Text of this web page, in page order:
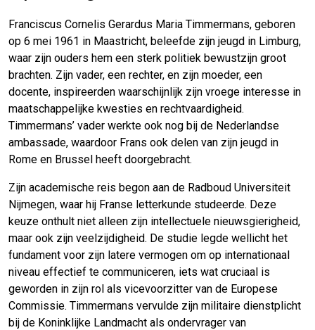
Franciscus Cornelis Gerardus Maria Timmermans, geboren
op 6 mei 1961 in Maastricht, beleefde zijn jeugd in Limburg,
waar zijn ouders hem een sterk politiek bewustzijn groot
brachten. Zijn vader, een rechter, en zijn moeder, een
docente, inspireerden waarschijnlijk zijn vroege interesse in
maatschappelijke kwesties en rechtvaardigheid.
Timmermans’ vader werkte ook nog bij de Nederlandse
ambassade, waardoor Frans ook delen van zijn jeugd in
Rome en Brussel heeft doorgebracht.
Zijn academische reis begon aan de Radboud Universiteit
Nijmegen, waar hij Franse letterkunde studeerde. Deze
keuze onthult niet alleen zijn intellectuele nieuwsgierigheid,
maar ook zijn veelzijdigheid. De studie legde wellicht het
fundament voor zijn latere vermogen om op internationaal
niveau effectief te communiceren, iets wat cruciaal is
geworden in zijn rol als vicevoorzitter van de Europese
Commissie. Timmermans vervulde zijn militaire dienstplicht
bij de Koninklijke Landmacht als ondervrager van